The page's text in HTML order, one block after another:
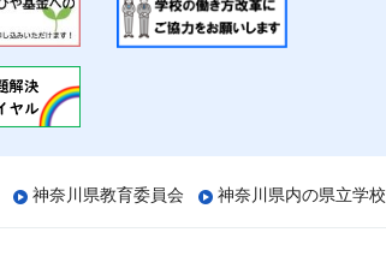
神奈川県教育委員会 神奈川県内の県立学校